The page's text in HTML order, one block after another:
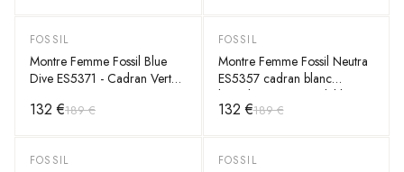
-30%
FOSSIL
Montre Femme Fossil Blue
Dive ES5371 - Cadran Vert
132 €189 €
-30%
FOSSIL
Montre Femme Fossil Neutra
ES5357 cadran blanc
bracelet acier inoxydable
36mm
132 €189 €
-30%
FOSSIL -30%
FOSSIL